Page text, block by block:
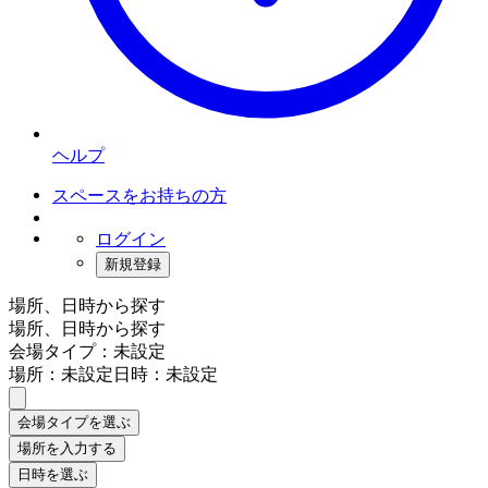
ヘルプ
スペースをお持ちの方
ログイン
新規登録
場所、日時から探す
場所、日時から探す
会場タイプ：未設定
場所：未設定日時：未設定
会場タイプを選ぶ
場所を入力する
日時を選ぶ